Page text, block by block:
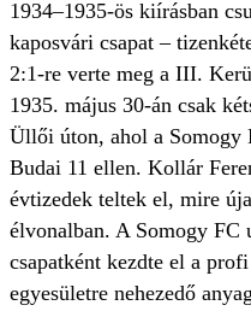
1934–1935-ös kiírásban
kaposvári csapat –
2:1-re verte meg a III.
1935. május 30-án csak
Üllői úton, ahol a Somogy
Budai 11 ellen. Kollár
évtizedek teltek el, mire
élvonalban. A Somogy FC
csapatként kezdte el a
egyesületre nehezedő